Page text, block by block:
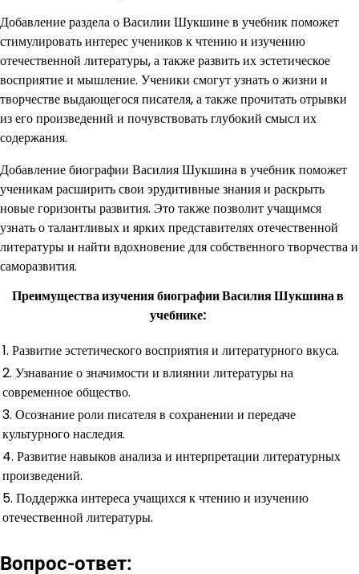
Добавление раздела о Василии Шукшине в учебник поможет
стимулировать интерес учеников к чтению и изучению
отечественной литературы, а также развить их эстетическое
восприятие и мышление. Ученики смогут узнать о жизни и
творчестве выдающегося писателя, а также прочитать отрывки
из его произведений и почувствовать глубокий смысл их
содержания.
Добавление биографии Василия Шукшина в учебник поможет
ученикам расширить свои эрудитивные знания и раскрыть
новые горизонты развития. Это также позволит учащимся
узнать о талантливых и ярких представителях отечественной
литературы и найти вдохновение для собственного творчества и
саморазвития.
Преимущества изучения биографии Василия Шукшина в
учебнике:
1. Развитие эстетического восприятия и литературного вкуса.
2. Узнавание о значимости и влиянии литературы на
современное общество.
3. Осознание роли писателя в сохранении и передаче
культурного наследия.
4. Развитие навыков анализа и интерпретации литературных
произведений.
5. Поддержка интереса учащихся к чтению и изучению
отечественной литературы.
Вопрос-ответ: